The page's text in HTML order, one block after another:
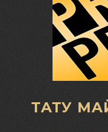
ТАТУ